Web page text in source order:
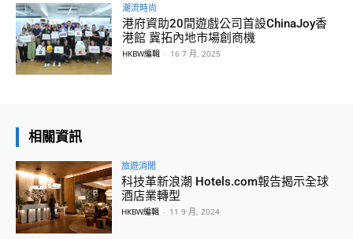
潮流時尚
港府資助20間遊戲公司首設ChinaJoy香
港館 冀拓內地市場創商機
HKBW編輯 - 16 7 月, 2025
相關資訊
旅遊消閒
科技革新浪潮 Hotels.com報告揭示全球
酒店業轉型
HKBW編輯 - 11 9 月, 2024